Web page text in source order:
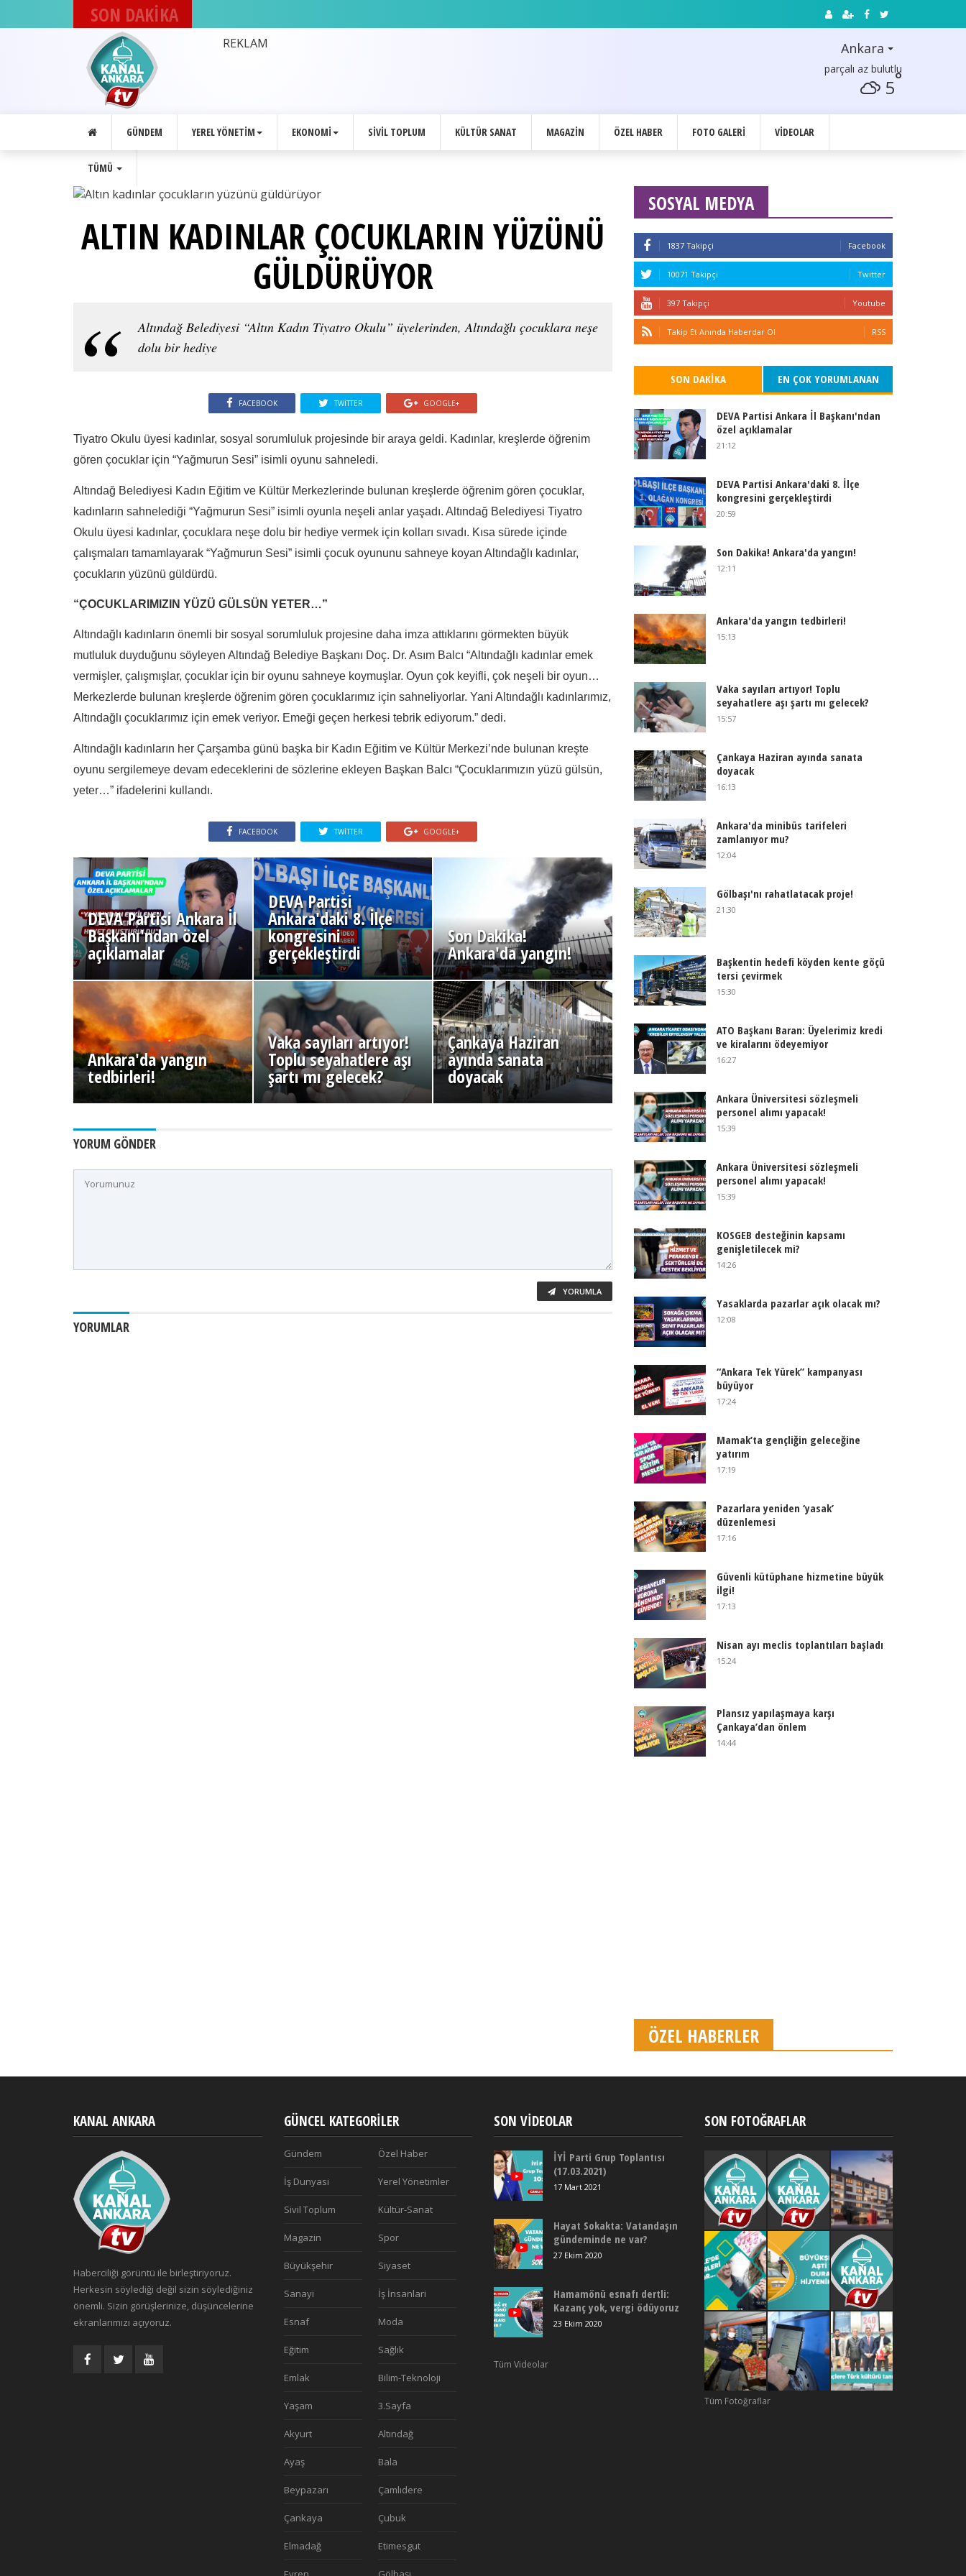
SON DAKİKA
Ankara'daki
gerçekleştirdi
REKLAM Ankara
parçalı az bulutlu
5°
GÜNDEM YEREL YÖNETIM EKONOMI SIVIL TOPLUM KÜLTÜR SANAT MAGAZIN ÖZEL HABER FOTO GALERI VIDEOLAR
TÜMÜ
ALTIN KADINLAR ÇOCUKLARIN YÜZÜNÜ
GÜLDÜRÜYOR
Altındağ Belediyesi “Altın Kadın Tiyatro Okulu” üyelerinden, Altındağlı çocuklara neşe
dolu bir hediye
FACEBOOK TWITTER GOOGLE+
Tiyatro Okulu üyesi kadınlar, sosyal sorumluluk projesinde bir araya geldi. Kadınlar, kreşlerde öğrenim
gören çocuklar için “Yağmurun Sesi” isimli oyunu sahneledi.
Altındağ Belediyesi Kadın Eğitim ve Kültür Merkezlerinde bulunan kreşlerde öğrenim gören çocuklar,
kadınların sahnelediği “Yağmurun Sesi” isimli oyunla neşeli anlar yaşadı. Altındağ Belediyesi Tiyatro
Okulu üyesi kadınlar, çocuklara neşe dolu bir hediye vermek için kolları sıvadı. Kısa sürede içinde
çalışmaları tamamlayarak “Yağmurun Sesi” isimli çocuk oyununu sahneye koyan Altındağlı kadınlar,
çocukların yüzünü güldürdü.
“ÇOCUKLARIMIZIN YÜZÜ GÜLSÜN YETER…”
Altındağlı kadınların önemli bir sosyal sorumluluk projesine daha imza attıklarını görmekten büyük
mutluluk duyduğunu söyleyen Altındağ Belediye Başkanı Doç. Dr. Asım Balcı “Altındağlı kadınlar emek
vermişler, çalışmışlar, çocuklar için bir oyunu sahneye koymuşlar. Oyun çok keyifli, çok neşeli bir oyun…
Merkezlerde bulunan kreşlerde öğrenim gören çocuklarımız için sahneliyorlar. Yani Altındağlı kadınlarımız,
Altındağlı çocuklarımız için emek veriyor. Emeği geçen herkesi tebrik ediyorum.” dedi.
Altındağlı kadınların her Çarşamba günü başka bir Kadın Eğitim ve Kültür Merkezi’nde bulunan kreşte
oyunu sergilemeye devam edeceklerini de sözlerine ekleyen Başkan Balcı “Çocuklarımızın yüzü gülsün,
yeter…” ifadelerini kullandı.
FACEBOOK TWITTER GOOGLE+
DEVA Partisi Ankara İl
Başkanı'ndan özel
açıklamalar
DEVA Partisi
Ankara'daki 8. İlçe
kongresini
gerçekleştirdi
Son Dakika!
Ankara'da yangın!
Ankara'da yangın
tedbirleri!
Vaka sayıları artıyor!
Toplu seyahatlere aşı
şartı mı gelecek?
Çankaya Haziran
ayında sanata
doyacak
YORUM GÖNDER
YORUMLA
YORUMLAR
SOSYAL MEDYA
1837 Takipçi Facebook
10071 Takipçi Twitter
397 Takipçi Youtube
Takip Et Anında Haberdar Ol RSS
SON DAKIKA EN ÇOK YORUMLANAN
DEVA Partisi Ankara İl Başkanı'ndan
özel açıklamalar
21:12
DEVA Partisi Ankara'daki 8. İlçe
kongresini gerçekleştirdi
20:59
Son Dakika! Ankara'da yangın!
12:11
Ankara'da yangın tedbirleri!
15:13
Vaka sayıları artıyor! Toplu
seyahatlere aşı şartı mı gelecek?
15:57
Çankaya Haziran ayında sanata
doyacak
16:13
Ankara'da minibüs tarifeleri
zamlanıyor mu?
12:04
Gölbaşı'nı rahatlatacak proje!
21:30
Başkentin hedefi köyden kente göçü
tersi çevirmek
15:30
ATO Başkanı Baran: Üyelerimiz kredi
ve kiralarını ödeyemiyor
16:27
Ankara Üniversitesi sözleşmeli
personel alımı yapacak!
15:39
Ankara Üniversitesi sözleşmeli
personel alımı yapacak!
15:39
KOSGEB desteğinin kapsamı
genişletilecek mi?
14:26
Yasaklarda pazarlar açık olacak mı?
12:08
“Ankara Tek Yürek” kampanyası
büyüyor
17:24
Mamak’ta gençliğin geleceğine
yatırım
17:19
Pazarlara yeniden ‘yasak’
düzenlemesi
17:16
Güvenli kütüphane hizmetine büyük
ilgi!
17:13
Nisan ayı meclis toplantıları başladı
15:24
Plansız yapılaşmaya karşı
Çankaya’dan önlem
14:44
ÖZEL HABERLER
KANAL ANKARA
Haberciliği görüntü ile birleştiriyoruz.
Herkesin söylediği değil sizin söylediğiniz
önemli. Sizin görüşlerinize, düşüncelerine
ekranlarımızı açıyoruz.
GÜNCEL KATEGORILER
Gündem Özel Haber
İş Dunyasi Yerel Yönetimler
Sivil Toplum Kültür-Sanat
Magazin Spor
Büyükşehir Siyaset
Sanayi İş İnsanlari
Esnaf Moda
Eğitim Sağlık
Emlak Bilim-Teknoloji
Yaşam 3.Sayfa
Akyurt Altındağ
Ayaş Bala
Beypazarı Çamlıdere
Çankaya Çubuk
Elmadağ Etimesgut
SON VIDEOLAR
İYİ Parti Grup Toplantısı
(17.03.2021)
17 Mart 2021
Hayat Sokakta: Vatandaşın
gündeminde ne var?
27 Ekim 2020
Hamamönü esnafı dertli:
Kazanç yok, vergi ödüyoruz
23 Ekim 2020
Tüm Videolar
SON FOTOĞRAFLAR
Tüm Fotoğraflar